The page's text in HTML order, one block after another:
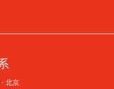
· 北京